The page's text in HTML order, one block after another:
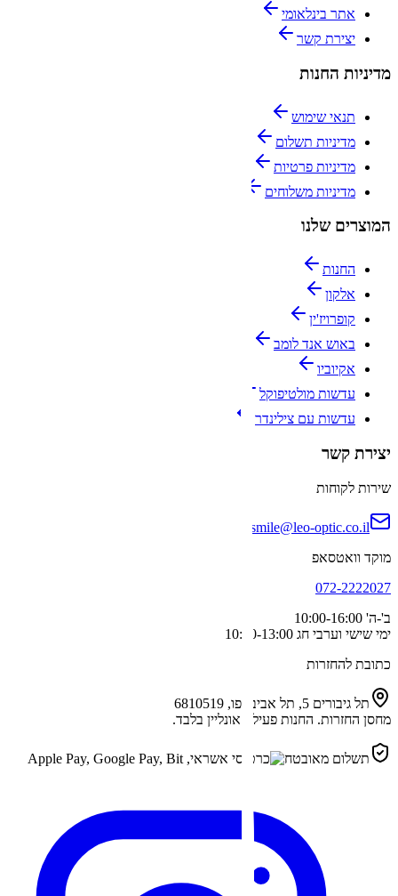
אתר בינלאומי
יצירת קשר
מדיניות החנות
תנאי שימוש
מדיניות תשלום
מדיניות פרטיות
מדיניות משלוחים
המוצרים שלנו
החנות
אלקון
קופרויז'ין
באוש אנד לומב
אקיוביו
עדשות מולטיפוקל
עדשות עם צילינדר
יצירת קשר
שירות לקוחות
smile@leo-optic.co.il
מוקד וואטסאפ
072-2222027
ב'-ה'
ימי שישי וערבי חג 10:00-13:00
כתובת להחזרות
תל גיבורים 5, תל אביב-יפו, 6810519
מחסן החזרות. החנות פעילה אונליין בלבד.
תשלום מאובטח